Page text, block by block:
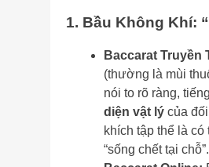
1. Bầu Không Khí:
Baccarat Truyền
(thường là mùi
nói to rõ ràng,
diện vật lý của
khích tập thể là
“sống chết tại chỗ”.